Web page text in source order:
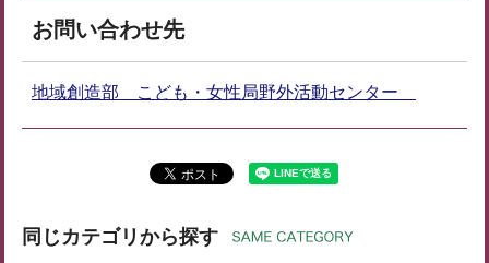
お問い合わせ先
地域創造部 こども・女性局野外活動センター
同じカテゴリから探す